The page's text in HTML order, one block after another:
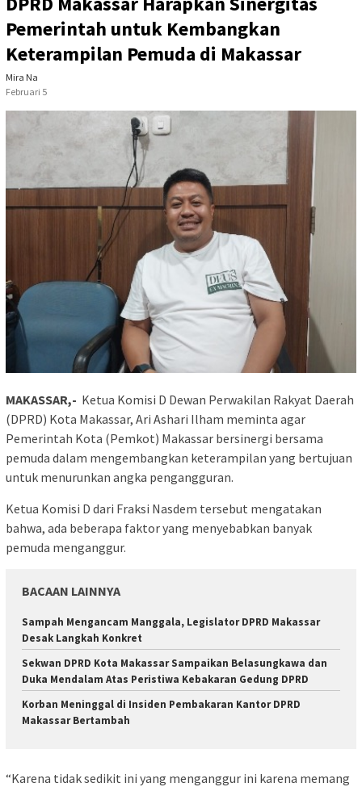
Pemerintah untuk Kembangkan
Keterampilan Pemuda di Makassar
Mira Na
Februari 5
MAKASSAR,- Ketua Komisi D Dewan Perwakilan Rakyat Daerah
(DPRD) Kota Makassar, Ari Ashari Ilham meminta agar
Pemerintah Kota (Pemkot) Makassar bersinergi bersama
pemuda dalam mengembangkan keterampilan yang bertujuan
untuk menurunkan angka pengangguran.
Ketua Komisi D dari Fraksi Nasdem tersebut mengatakan
bahwa, ada beberapa faktor yang menyebabkan banyak
pemuda menganggur.
BACAAN LAINNYA
Sampah Mengancam Manggala, Legislator DPRD Makassar
Desak Langkah Konkret
Sekwan DPRD Kota Makassar Sampaikan Belasungkawa dan
Duka Mendalam Atas Peristiwa Kebakaran Gedung DPRD
Korban Meninggal di Insiden Pembakaran Kantor DPRD
Makassar Bertambah
“Karena tidak sedikit ini yang menganggur ini karena memang